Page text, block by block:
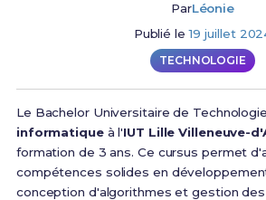
ParLéonie
Publié le19 juillet
TECHNOLOGIE
Le Bachelor Universitaire de
informatiqueà l'IUT Lille Villeneuve-
formation de 3 ans. Ce cursus permet
compétences solides en
conception d'algorithmes et gestion